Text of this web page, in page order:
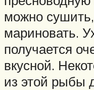
можно
мариновать.
получается
вкусной.
из этой рыбы